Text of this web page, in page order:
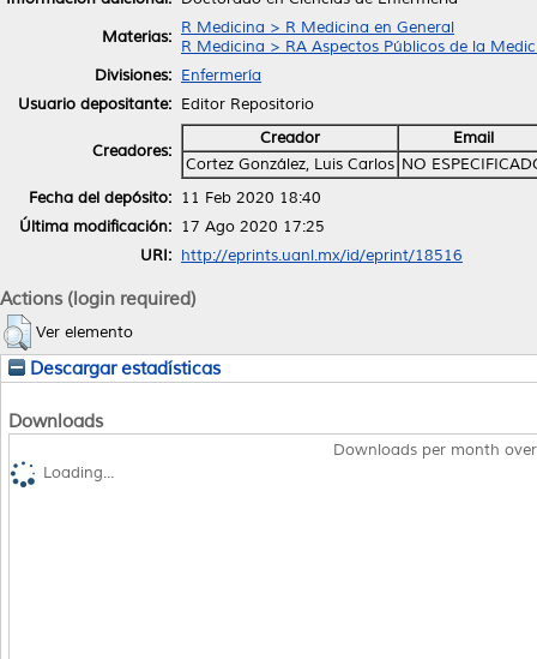
Materias: R Medicina > R Medicina en General
R Medicina > RA Aspectos Públicos de la
Divisiones: Enfermería
Usuario depositante: Editor Repositorio
Creadores:
Creador
Email
Cortez González, Luis Carlos NO
Fecha del depósito: 11 Feb 2020 18:40
Última modificación: 17 Ago 2020 17:25
URI: http://eprints.uanl.mx/id/eprint/18516
Actions (login required)
Ver elemento
Descargar estadísticas
Downloads
Downloads per month
Loading...